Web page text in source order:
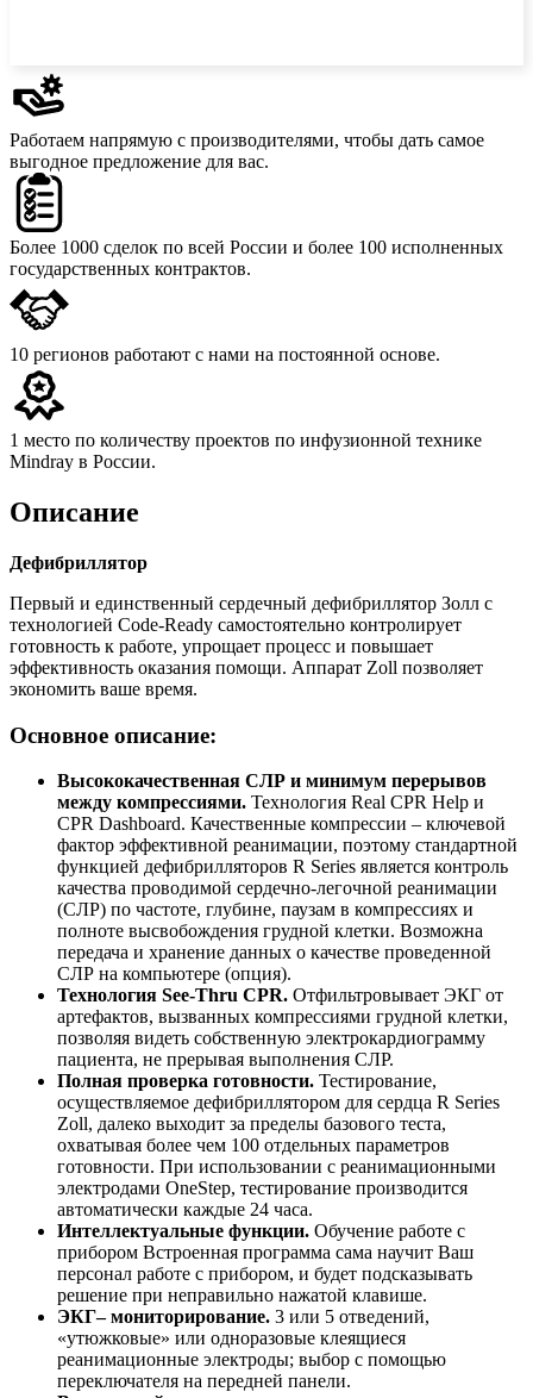
Работаем напрямую с производителями, чтобы дать самое
выгодное предложение для вас.
Более 1000 сделок по всей России и более 100 исполненных
государственных контрактов.
10 регионов работают с нами на постоянной основе.
1 место по количеству проектов по инфузионной технике
Mindray в России.
Описание
Дефибриллятор
Первый и единственный сердечный дефибриллятор Золл с
технологией Code-Ready самостоятельно контролирует
готовность к работе, упрощает процесс и повышает
эффективность оказания помощи. Аппарат Zoll позволяет
экономить ваше время.
Основное описание:
Высококачественная СЛР и минимум перерывов
между компрессиями. Технология Real CPR Help и
CPR Dashboard. Качественные компрессии – ключевой
фактор эффективной реанимации, поэтому стандартной
функцией дефибрилляторов R Series является контроль
качества проводимой сердечно-легочной реанимации
(СЛР) по частоте, глубине, паузам в компрессиях и
полноте высвобождения грудной клетки. Возможна
передача и хранение данных о качестве проведенной
СЛР на компьютере (опция).
Технология See-Thru CPR. Отфильтровывает ЭКГ от
артефактов, вызванных компрессиями грудной клетки,
позволяя видеть собственную электрокардиограмму
пациента, не прерывая выполнения СЛР.
Полная проверка готовности. Тестирование,
осуществляемое дефибриллятором для сердца R Series
Zoll, далеко выходит за пределы базового теста,
охватывая более чем 100 отдельных параметров
готовности. При использовании с реанимационными
электродами OneStep, тестирование производится
автоматически каждые 24 часа.
Интеллектуальные функции. Обучение работе с
прибором Встроенная программа сама научит Ваш
персонал работе с прибором, и будет подсказывать
решение при неправильно нажатой клавише.
ЭКГ– мониторирование. 3 или 5 отведений,
«утюжковые» или одноразовые клеящиеся
реанимационные электроды; выбор с помощью
переключателя на передней панели.